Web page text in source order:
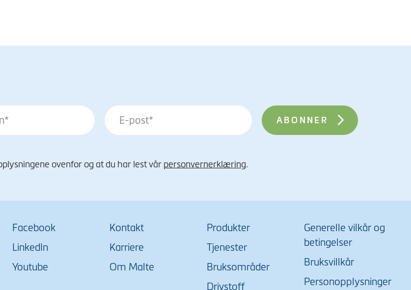
ovenfor og at du har lest vår personvernerklæring.
Facebook
LinkedIn
Youtube
Kontakt
Karriere
Om Malte
Produkter
Tjenester
Bruksområder
Drivstoff
Generelle vilkår og
betingelser
Bruksvillkår
Personopplysninger